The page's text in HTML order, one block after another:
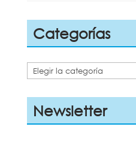
Categorías
Categorías
Newsletter